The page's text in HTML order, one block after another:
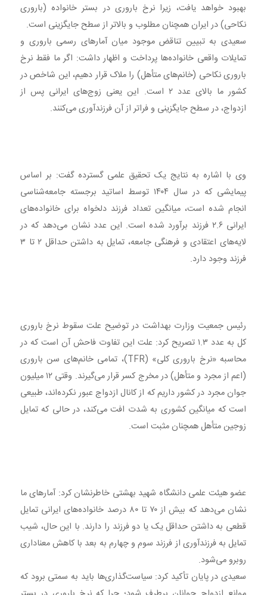
بهبود خواهد یافت، زیرا نرخ باروری در بستر خانواده (باروری
نکاحی) در ایران همچنان مطلوب و بالاتر از سطح جایگزینی است.
سعیدی به تبیین تناقض موجود میان آمارهای رسمی باروری و
تمایلات واقعی خانواده‌ها پرداخت و اظهار داشت: اگر ما فقط نرخ
باروری نکاحی (خانم‌های متأهل) را ملاک قرار دهیم، این شاخص در
کشور ما بالای عدد ۲ است. این یعنی زوج‌های ایرانی پس از
ازدواج، در سطح جایگزینی و فراتر از آن فرزندآوری می‌کنند.
وی با اشاره به نتایج یک تحقیق علمی گسترده گفت: بر اساس
پیمایشی که در سال ۱۴۰۴ توسط اساتید برجسته جامعه‌شناسی
انجام شده است، میانگین تعداد فرزند دلخواه برای خانواده‌های
ایرانی ۲.۶ فرزند برآورد شده است. این عدد نشان می‌دهد که در
لایه‌های اعتقادی و فرهنگی جامعه، تمایل به داشتن حداقل ۲ تا ۳
فرزند وجود دارد.
رئیس جمعیت وزارت بهداشت در توضیح علت سقوط نرخ باروری
کل به عدد ۱.۳ تصریح کرد: علت این تفاوت فاحش آن است که در
محاسبه «نرخ باروری کلی» (TFR)، تمامی خانم‌های سن باروری
(اعم از مجرد و متأهل) در مخرج کسر قرار می‌گیرند. وقتی ۱۲ میلیون
جوان مجرد در کشور داریم که از کانال ازدواج عبور نکرده‌اند، طبیعی
است که میانگین کشوری به شدت افت می‌کند، در حالی که تمایل
زوجین متأهل همچنان مثبت است.
عضو هیئت علمی دانشگاه شهید بهشتی خاطرنشان کرد: آمارهای ما
نشان می‌دهد که بیش از ۷۰ تا ۸۰ درصد خانواده‌های ایرانی تمایل
قطعی به داشتن حداقل یک یا دو فرزند را دارند. با این حال، شیب
تمایل به فرزندآوری از فرزند سوم و چهارم به بعد با کاهش معناداری
روبرو می‌شود.
سعیدی در پایان تأکید کرد: سیاست‌گذاری‌ها باید به سمتی برود که